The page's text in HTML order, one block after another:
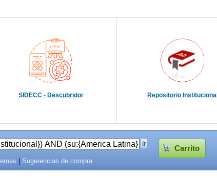
SIDECC - Descubridor Repositorio Institucional
Carrito
Sugerencias de compra